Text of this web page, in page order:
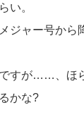
い。
ジャー号から
すが……
、
かな?